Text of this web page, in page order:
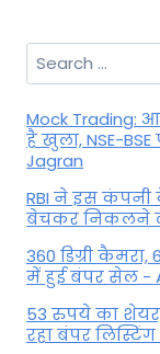
Search
for:
Mock Trading:
है खुला, NSE-
Jagran
RBI ने इस कंपनी
बेचकर निकलने
360 डिग्री
में हुई बंपर सेल -
53 रुपये का शेयर,
रहा बंपर